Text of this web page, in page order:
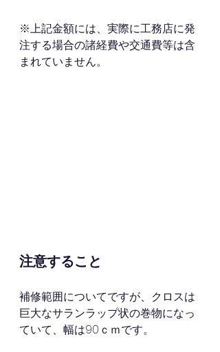
※上記金額には、実際に工務店に発
注する場合の諸経費や交通費等は含
まれていません。
注意すること
補修範囲についてですが、クロスは
巨大なサランラップ状の巻物になっ
ていて、幅は90ｃｍです。